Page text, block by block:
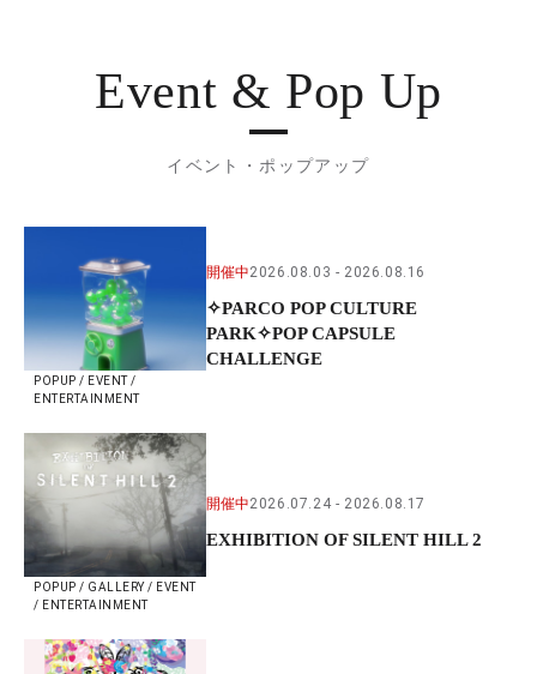
Event & Pop Up
イベント・ポップアップ
POPUP / EVENT /
ENTERTAINMENT
開催中2026.08.03 2026.08.16
✧PARCO POP CULTURE
PARK✧POP CAPSULE
CHALLENGE
POPUP / GALLERY / EVENT
/ ENTERTAINMENT
開催中2026.07.24 2026.08.17
EXHIBITION OF SILENT HILL 2